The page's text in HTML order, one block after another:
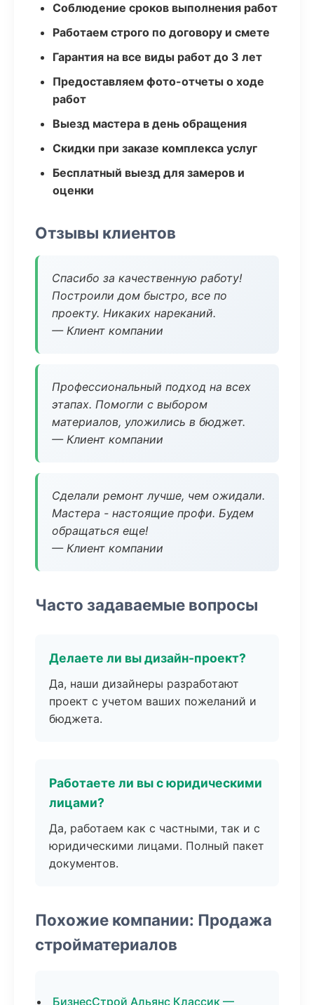
Соблюдение сроков выполнения работ
Работаем строго по договору и смете
Гарантия на все виды работ до 3 лет
Предоставляем фото-отчеты о ходе
работ
Выезд мастера в день обращения
Скидки при заказе комплекса услуг
Бесплатный выезд для замеров и
оценки
Отзывы клиентов
Спасибо за качественную работу!
Построили дом быстро, все по
проекту. Никаких нареканий.
— Клиент компании
Профессиональный подход на всех
этапах. Помогли с выбором
материалов, уложились в бюджет.
— Клиент компании
Сделали ремонт лучше, чем ожидали.
Мастера - настоящие профи. Будем
обращаться еще!
— Клиент компании
Часто задаваемые вопросы
Делаете ли вы дизайн-проект?
Да, наши дизайнеры разработают
проект с учетом ваших пожеланий и
бюджета.
Работаете ли вы с юридическими
лицами?
Да, работаем как с частными, так и с
юридическими лицами. Полный пакет
документов.
Похожие компании: Продажа
стройматериалов
БизнесСтрой Альянс Классик —